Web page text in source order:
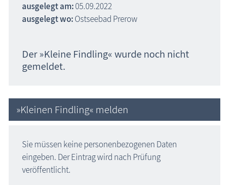
ausgelegt am:05.09.2022
ausgelegt wo:Ostseebad Prerow
Der »Kleine Findling« wurde noch nicht
gemeldet.
»Kleinen Findling« melden
Sie müssen keine personenbezogenen Daten
eingeben. Der Eintrag wird nach Prüfung
veröffentlicht.